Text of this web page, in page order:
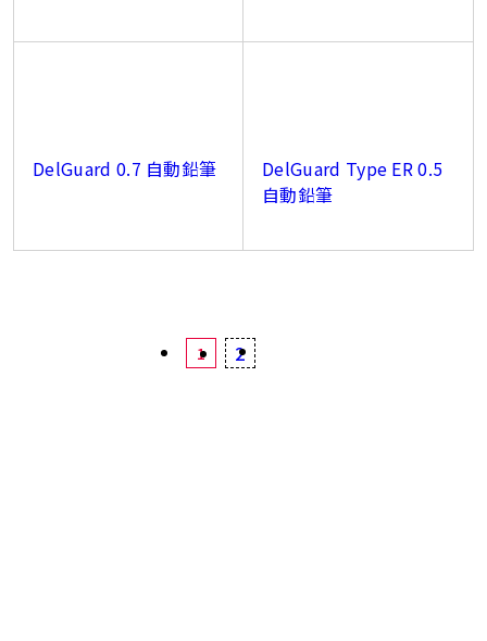
DelGuard 0.7 自動鉛筆
DelGuard Type ER 0.5
自動鉛筆
1 2